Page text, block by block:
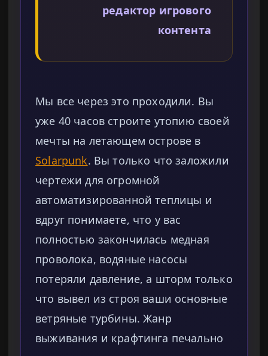
редактор игрового
контента
Мы все через это проходили. Вы
уже 40 часов строите утопию своей
мечты на летающем острове в
Solarpunk. Вы только что заложили
чертежи для огромной
автоматизированной теплицы и
вдруг понимаете, что у вас
полностью закончилась медная
проволока, водяные насосы
потеряли давление, а шторм только
что вывел из строя ваши основные
ветряные турбины. Жанр
выживания и крафтинга печально